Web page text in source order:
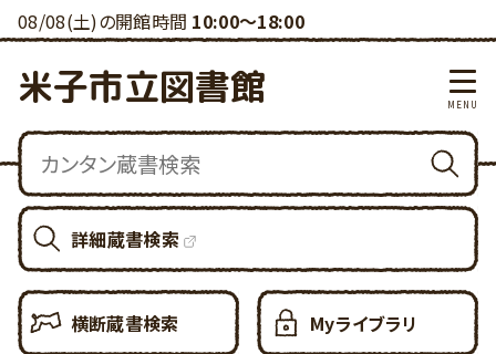
08/08(土)の開館時間 10:00～18:00
米子市立図書館
詳細蔵書検索
横断蔵書検索 Myライブラリ